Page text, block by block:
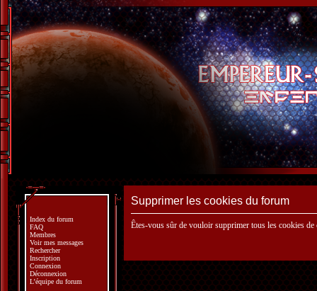
Supprimer les cookies du forum
Êtes-vous sûr de vouloir supprimer tous les cookies de
Index du forum
FAQ
Membres
Voir mes messages
Rechercher
Inscription
Connexion
Déconnexion
L’équipe du forum